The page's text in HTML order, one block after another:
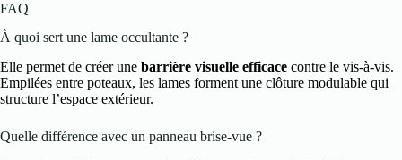
FAQ
À quoi sert une lame occultante ?
Elle permet de créer une barrière visuelle efficace contre le vis-à-vis.
Empilées entre poteaux, les lames forment une clôture modulable qui
structure l’espace extérieur.
Quelle différence avec un panneau brise-vue ?